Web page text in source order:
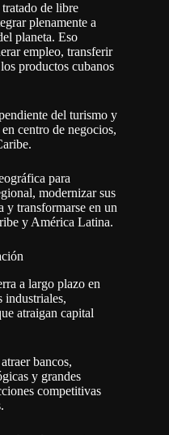
de libre
plenamente a
planeta. Eso
empleo, transferir
productos cubanos
del turismo y
centro de negocios,
para
modernizar sus
y transformarse en un
y América Latina.
a largo plazo en
industriales,
atraigan capital
bancos,
y grandes
competitivas